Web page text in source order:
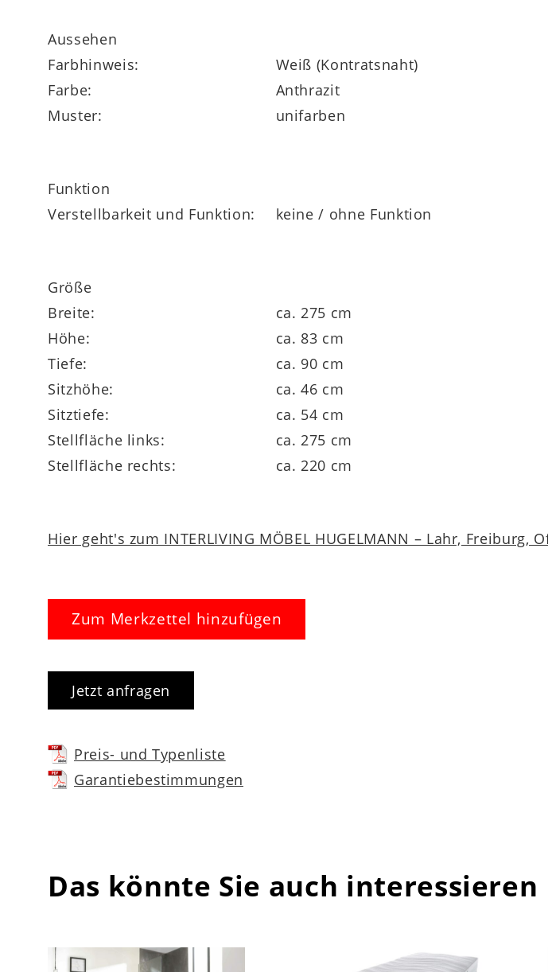
Aussehen
Farbhinweis:
Weiß (Kontratsnaht)
Farbe:
Anthrazit
Muster:
unifarben
Funktion
Verstellbarkeit und Funktion:
keine / ohne Funktion
Größe
Breite:
ca. 275 cm
Höhe:
ca. 83 cm
Tiefe:
ca. 90 cm
Sitzhöhe:
ca. 46 cm
Sitztiefe:
ca. 54 cm
Stellfläche links:
ca. 275 cm
Stellfläche rechts:
ca. 220 cm
Hier geht's zum INTERLIVING MÖBEL HUGELMANN – Lahr,
Zum Merkzettel hinzufügen
Jetzt anfragen
Preis- und Typenliste
Garantiebestimmungen
Das könnte Sie auch interessieren